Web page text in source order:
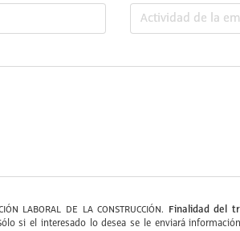
LABORAL DE LA CONSTRUCCIÓN. Finalidad del
si el interesado lo desea se le enviará información